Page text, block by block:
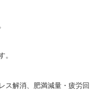
ス解消、肥満減量・疲労回